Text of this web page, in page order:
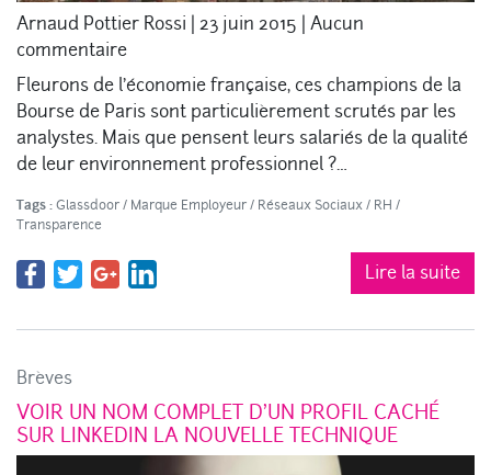
Arnaud Pottier Rossi | 23 juin 2015 | Aucun
commentaire
Fleurons de l’économie française, ces champions de la
Bourse de Paris sont particulièrement scrutés par les
analystes. Mais que pensent leurs salariés de la qualité
de leur environnement professionnel ?…
Tags : Glassdoor/ Marque Employeur/ Réseaux Sociaux/ RH /
Transparence
Lire la suite
Brèves
VOIR UN NOM COMPLET D’UN PROFIL CACHÉ
SUR LINKEDIN LA NOUVELLE TECHNIQUE